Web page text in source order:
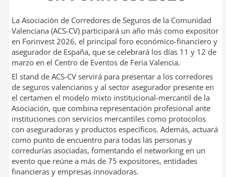
n
r
i
r
La Asociación de Corredores de Seguros de la Comunidad
Valenciana (ACS-CV) participará un año más como expositor
en Forinvest 2026, el principal foro económico-financiero y
asegurador de España, que se celebrará los días 11 y 12 de
marzo en el Centro de Eventos de Feria Valencia.​
El stand de ACS-CV servirá para presentar a los corredores
de seguros valencianos y al sector asegurador presente en
el certamen el modelo mixto institucional-mercantil de la
Asociación, que combina representación profesional ante
instituciones con servicios mercantiles como protocolos
con aseguradoras y productos específicos. Además, actuará
como punto de encuentro para todas las personas y
corredurías asociadas, fomentando el networking en un
evento que reúne a más de 75 expositores, entidades
financieras y empresas innovadoras.